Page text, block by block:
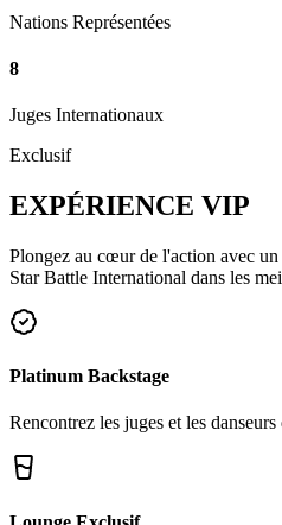
Nations Représentées
8
Juges Internationaux
Exclusif
EXPÉRIENCE VIP
Plongez au cœur de l'action avec
Star Battle International dans les
Platinum Backstage
Rencontrez les juges et les